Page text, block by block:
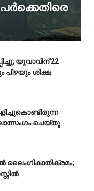
യുവാവിന് 22
പിഴയും ശിക്ഷ
ചെയ്‌തു